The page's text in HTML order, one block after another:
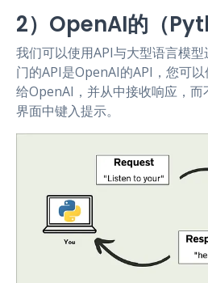
2）OpenAI的（
我们可以使用API与大型语言模
门的API是OpenAI的API，您可
给OpenAI，并从中接收响应，
界面中键入提示。